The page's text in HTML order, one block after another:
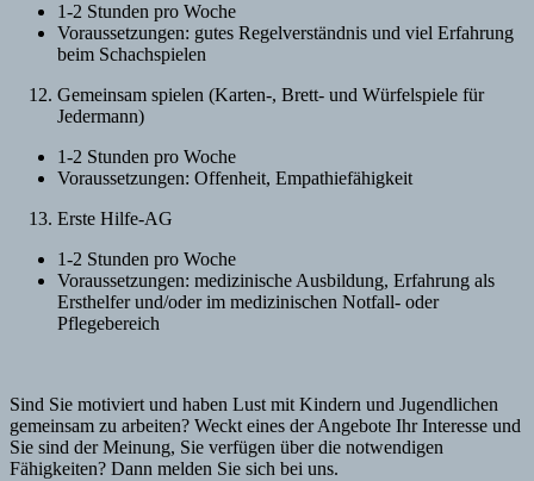
1-2 Stunden pro Woche
Voraussetzungen: gutes Regelverständnis und viel Erfahrung
beim Schachspielen
Gemeinsam spielen (Karten-, Brett- und Würfelspiele für
Jedermann)
1-2 Stunden pro Woche
Voraussetzungen: Offenheit, Empathiefähigkeit
Erste Hilfe-AG
1-2 Stunden pro Woche
Voraussetzungen: medizinische Ausbildung, Erfahrung als
Ersthelfer und/oder im medizinischen Notfall- oder
Pflegebereich
Sind Sie motiviert und haben Lust mit Kindern und Jugendlichen
gemeinsam zu arbeiten? Weckt eines der Angebote Ihr Interesse und
Sie sind der Meinung, Sie verfügen über die notwendigen
Fähigkeiten? Dann melden Sie sich bei uns.